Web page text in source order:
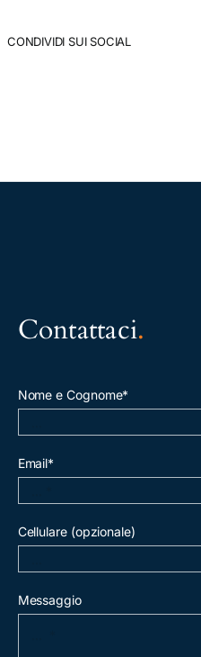
CONDIVIDI SUI SOCIAL
Contattaci.
Nome e Cognome*
Email*
Cellulare (opzionale)
Messaggio